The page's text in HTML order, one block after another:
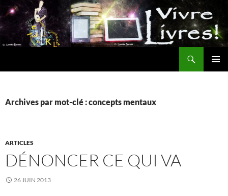
Aller
au
contenu
Archives par mot-clé : concepts mentaux
ARTICLES
DÉNONCER CE QUI VA
26 JUIN 2013